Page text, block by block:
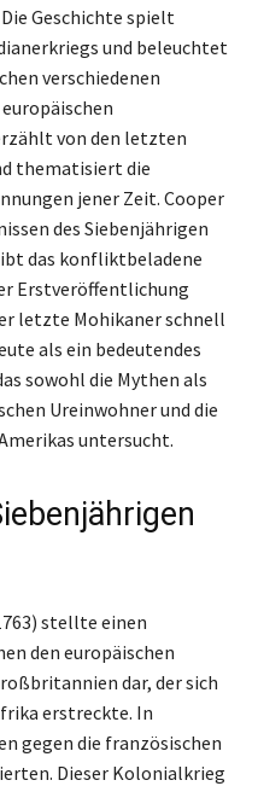
Geschichte spielt
und beleuchtet
verschiedenen
von den letzten
thematisiert die
jener Zeit. Cooper
des Siebenjährigen
das konfliktbeladene
Erstveröffentlichung
letzte Mohikaner schnell
als ein bedeutendes
sowohl die Mythen als
Ureinwohner und die
untersucht.
stellte einen
den europäischen
dar, der sich
erstreckte. In
gegen die französischen
Dieser Kolonialkrieg